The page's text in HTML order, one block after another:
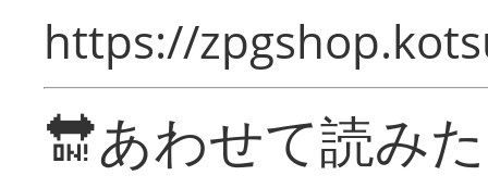
https://
🔛あわせて読み